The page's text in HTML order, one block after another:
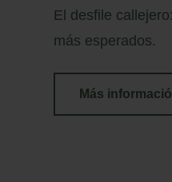
El desfile
más esperados.
Más